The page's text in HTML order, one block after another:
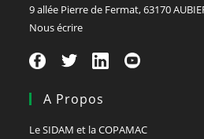
9 allée Pierre de Fermat, 63170
Nous écrire
A Propos
Le SIDAM et la COPAMAC